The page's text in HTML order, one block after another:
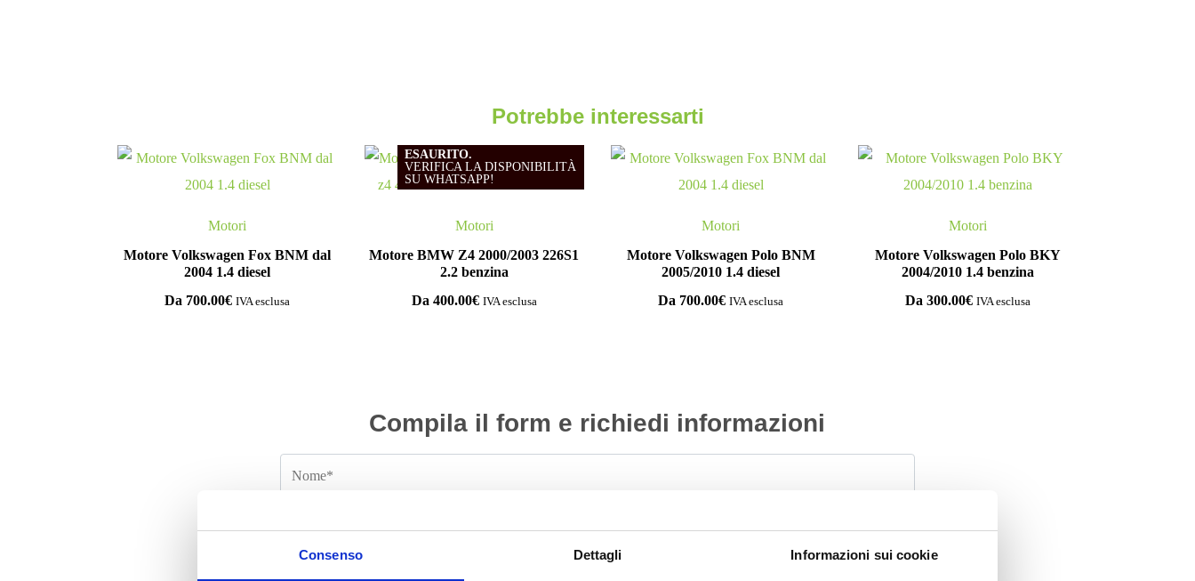
Consenso Dettagli Informazioni sui cookie
Potrebbe interessarti
Motori
Motore Volkswagen Fox BNM dal
2004 1.4 diesel
Da 700.00€ IVA esclusa
Motori
ESAURITO.
VERIFICA LA DISPONIBILITÀ
SU WHATSAPP!
Motore BMW Z4 2000/2003 226S1
2.2 benzina
Da 400.00€ IVA esclusa
Motori
Motore Volkswagen Polo BNM
2005/2010 1.4 diesel
Da 700.00€ IVA esclusa
Motori
Motore Volkswagen Polo BKY
2004/2010 1.4 benzina
Da 300.00€ IVA esclusa
Compila il form e richiedi informazioni